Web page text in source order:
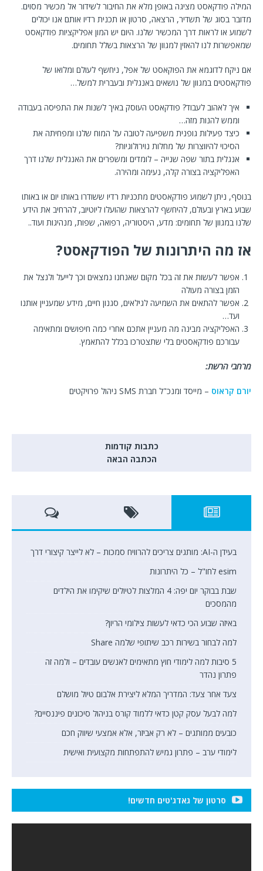
המילה פודקאסט מציגה באופן מלא את החיבור לשידור אל מכשיר מסוים.
מדובר בסוג של תשדיר, הרצאה, סרטון או תכנית רדיו אותם אנו יכולים
לשמוע או לראות דרך המכשיר שלנו. היום יש המון אפליקציות פודקאסט
שמאפשרות לנו להאזין למגוון של הרצאות בשלל תחומים.
אם ניקח לדוגמא את הפוקאסט של אפל, ניחשף לעולם ומלואו של
פודקאסטים במגוון של נושאים באנגלית ובעברית למשל…
איך לאהוב לעבוד? פודקאסט העוסק באיך לשנות את התפיסה בעבודה
וממש להנות מזה…
כיצד פעילות גופנית משפיעה לטובה על המוח שלנו ומפחיתה את
הסיכוי להיווצרות של מחלות נוירולוגיות?
אנגלית בתור שפה שנייה – לומדים ומשפרים את האנגלית שלנו דרך
האפליקציה בצורה קלה, נעימה ומהירה.
בנוסף, ניתן לשמוע פודקאסטים מתכניות רדיו ששודרו באותו יום או באותו
שבוע בארץ ובעולם, להיחשף להרצאות שהועלו ליוטיוב, להרחיב את הידע
שלנו במגוון של תחומים: מדע, היסטוריה, רפואה, שפות, מנהיגות ועוד..
אז מה היתרונות של הפודקאסט?
אפשר לעשות את זה בכל מקום שאנחנו נמצאים וכך לייעל ולנצל את
הזמן בצורה מעולה
אפשר להתאים את השמיעה לגילאים, סגנון חיים, מידע שמעניין אותנו
ועד…
האפליקציה מבינה מה מעניין אתכם אחרי כמה חיפושים ומתאימה
עבורכם פודקאסטים בלי שתצטרכו בכלל להתאמץ.
מרחבי הרשת:
יורם קראוס – מייסד ומנכ"ל חברת SMS ניהול פרויקטים
כתבות קודמות
הכתבה הבאה
בעידן ה-AI: מותגים צריכים להרוויח סמכות – לא לייצר קיצורי דרך
esim לחו"ל – כל היתרונות
שבת בבוקר יום יפה: 4 המלצות לטיולים שיקימו את הילדים
מהמסכים
באיזה שבוע הכי כדאי לעשות צילומי הריון?
למה לבחור בשירות רכב שיתופי שלמה Share
5 סיבות למה לימודי חוץ מתאימים לאנשים עובדים – ולמה זה
פתרון נהדר
צעד אחר צעד: המדריך המלא ליצירת אלבום טיול מושלם
למה לבעל עסק קטן כדאי ללמוד קורס בניהול סיכונים פיננסיים?
כובעים ממותגים – לא רק אביזר, אלא אמצעי שיווק חכם
לימודי ערב – פתרון גמיש להתפתחות מקצועית ואישית
סרטון של גאדג'טים חדשים!